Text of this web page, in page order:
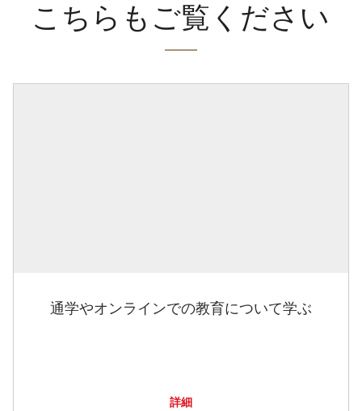
こちらもご覧ください
通学やオンラインでの教育について学ぶ
詳細